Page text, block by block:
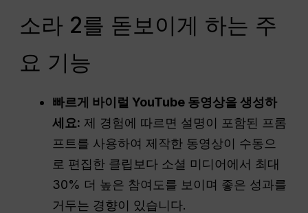
소라 2를 돋보이게 하는 주
요 기능
빠르게 바이럴 YouTube 동영상을 생성하
세요: 제 경험에 따르면 설명이 포함된 프롬
프트를 사용하여 제작한 동영상이 수동으
로 편집한 클립보다 소셜 미디어에서 최대
30% 더 높은 참여도를 보이며 좋은 성과를
거두는 경향이 있습니다.